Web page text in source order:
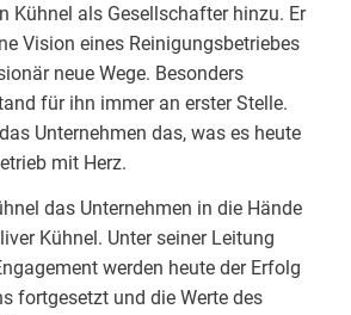
Kühnel als Gesellschafter hinzu. Er
Vision eines Reinigungsbetriebes
neue Wege. Besonders
für ihn immer an erster Stelle.
Unternehmen das, was es heute
mit Herz.
das Unternehmen in die Hände
Kühnel. Unter seiner Leitung
werden heute der Erfolg
fortgesetzt und die Werte des